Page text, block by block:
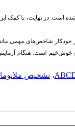
، تشخیص ملانوما